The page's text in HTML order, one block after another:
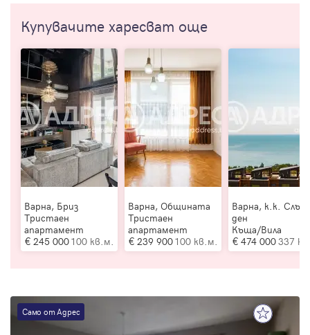
Купувачите харесват още
Варна, Бриз
Тристаен
апартамент
245 000100 кв.м.
Варна, Общината
Тристаен
апартамент
239 900100 кв.м.
Варна, к.к.
ден
Къща/Вила
474 000337
Само от Адрес